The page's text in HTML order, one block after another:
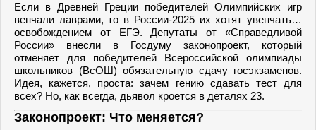
Если в Древней Греции победителей Олимпийских игр
венчали лаврами, то в России-2025 их хотят увенчать…
освобождением от ЕГЭ. Депутаты от «Справедливой
России» внесли в Госдуму законопроект, который
отменяет для победителей Всероссийской олимпиады
школьников (ВсОШ) обязательную сдачу госэкзаменов.
Идея, кажется, проста: зачем гению сдавать тест для
всех? Но, как всегда, дьявол кроется в деталях 23.
Законопроект: Что меняется?